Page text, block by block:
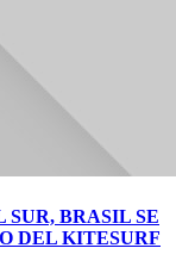
BRASIL SE
DEL KITESURF